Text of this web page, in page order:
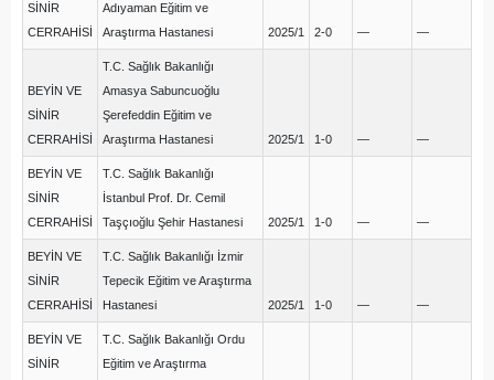
SİNİR
CERRAHİSİ
Adıyaman Eğitim ve
Araştırma Hastanesi
2025/1 2-0 — —
BEYİN VE
SİNİR
CERRAHİSİ
T.C. Sağlık Bakanlığı
Amasya Sabuncuoğlu
Şerefeddin Eğitim ve
Araştırma Hastanesi
2025/1 1-0 — —
BEYİN VE
SİNİR
CERRAHİSİ
T.C. Sağlık Bakanlığı
İstanbul Prof. Dr. Cemil
Taşçıoğlu Şehir Hastanesi
2025/1 1-0 — —
BEYİN VE
SİNİR
CERRAHİSİ
T.C. Sağlık Bakanlığı İzmir
Tepecik Eğitim ve Araştırma
Hastanesi
2025/1 1-0 — —
BEYİN VE
SİNİR
T.C. Sağlık Bakanlığı Ordu
Eğitim ve Araştırma